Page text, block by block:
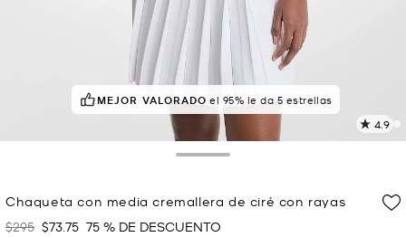
MEJOR VALORADO el 95% le da 5 estrellas
¡POPULAR!4 vistas recientes
4.9
Chaqueta con media cremallera de ciré con rayas
Era
$295 Ahora
$73.75 75 % DE DESCUENTO